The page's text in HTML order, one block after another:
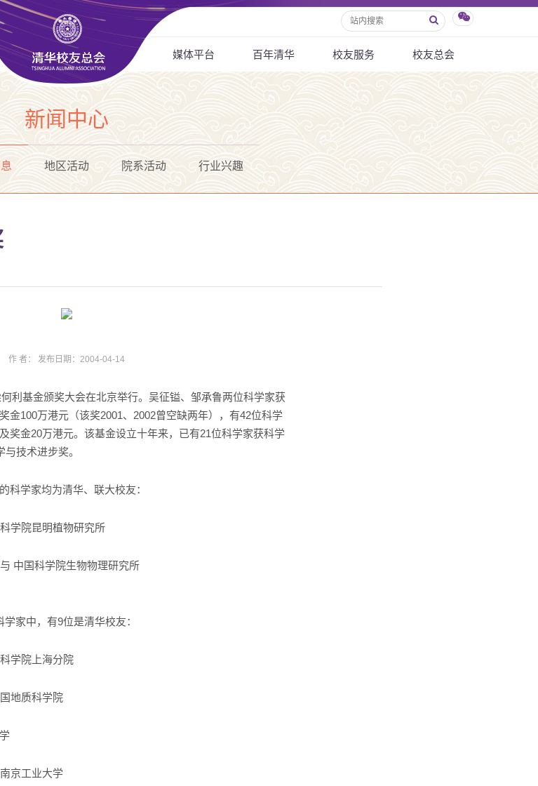
媒体平台 百年清华 校友服务 校友总会
新闻中心
地区活动 院系活动 行业兴趣
作 者： 发布日期：2004-04-14
利基金颁奖大会在北京举行。吴征镒、邹承鲁两位科学家获
金100万港元（该奖2001、 2002曾空缺两年），有42位科学
奖金20万港元。该基金设立十年来，已有21位科学家获科学
技术进步奖。
科学家均为清华、联大校友：
学院昆明植物研究所
中国科学院生物物理研究所
学家中，有9位是清华校友：
学院上海分院
地质科学院
南京工业大学